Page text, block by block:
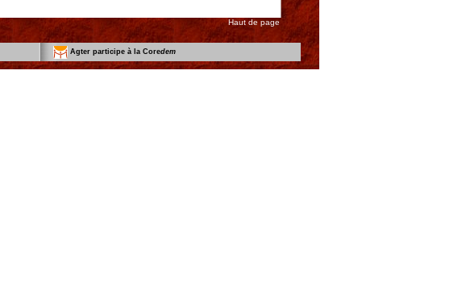
Haut de page
Agter participe à la Coredem